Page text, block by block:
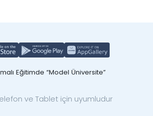
Eğitimde “Model Üniversite”
ve Tablet için uyumludur